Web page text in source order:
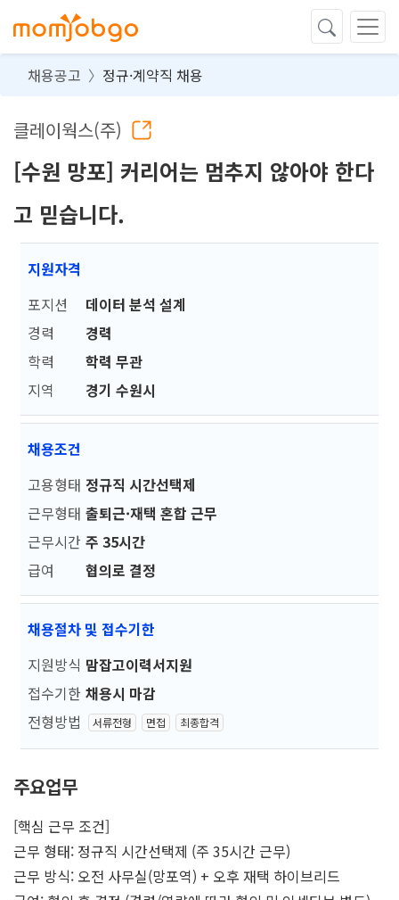
채용공고 정규·계약직 채용
클레이웍스(주)
[수원 망포] 커리어는 멈추지 않아야 한다
고 믿습니다.
지원자격
포지션
데이터 분석 설계
경력
경력
학력
학력 무관
지역
경기 수원시
채용조건
고용형태 정규직 시간선택제
근무형태 출퇴근·재택 혼합 근무
근무시간 주 35시간
급여
협의로 결정
채용절차 및 접수기한
지원방식 맘잡고이력서지원
접수기한 채용시 마감
전형방법
서류전형 면접 최종합격
주요업무
[핵심 근무 조건]
근무 형태: 정규직 시간선택제 (주 35시간 근무)
근무 방식: 오전 사무실(망포역) + 오후 재택 하이브리드